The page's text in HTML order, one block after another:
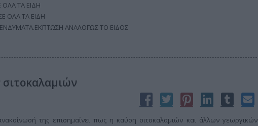
ΤΑ ΕΙΔΗ
ΟΛΑ ΤΑ ΕΙΔΗ
ΕΝΔΥΜΑΤΑ.ΕΚΠΤΩΣΗ ΑΝΑΛΟΓΩΣ ΤΟ ΕΙΔΟΣ
της επισημαίνει πως η καύση σιτοκαλαμιών και άλλων γεωργικών